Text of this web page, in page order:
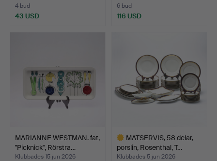
4 bud
43 USD
6 bud
116 USD
MARIANNE WESTMAN. fat,
"Picknick", Rörstra…
Klubbades 15 jun 2026
MATSERVIS, 58 delar,
porslin, Rosenthal, T…
Klubbades 5 jun 2026